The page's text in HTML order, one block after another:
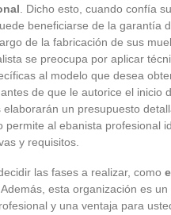
. Dicho esto, cuando confía
beneficiarse de la garantía
de la fabricación de sus
se preocupa por aplicar
al modelo que desea
de que le autorice el inicio
elaborarán un presupuesto
permite al ebanista profesional
y requisitos.
las fases a realizar, como
esta organización es un
y una ventaja para